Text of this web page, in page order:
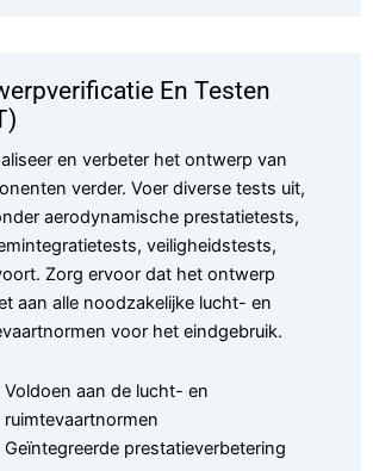
En Testen
en verbeter het ontwerp van
verder. Voer diverse tests uit,
aerodynamische prestatietests,
veiligheidstests,
Zorg ervoor dat het ontwerp
aan alle noodzakelijke lucht- en
voor het eindgebruik.
Voldoen aan de lucht- en
ruimtevaartnormen
Geïntegreerde prestatieverbetering